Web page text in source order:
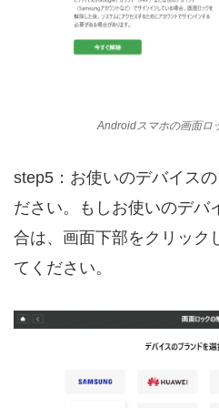
Androidスマホの画面ロ
step5：お使いのデバイス
ださい。もしお使いのデバ
合は、画面下部をクリック
てください。